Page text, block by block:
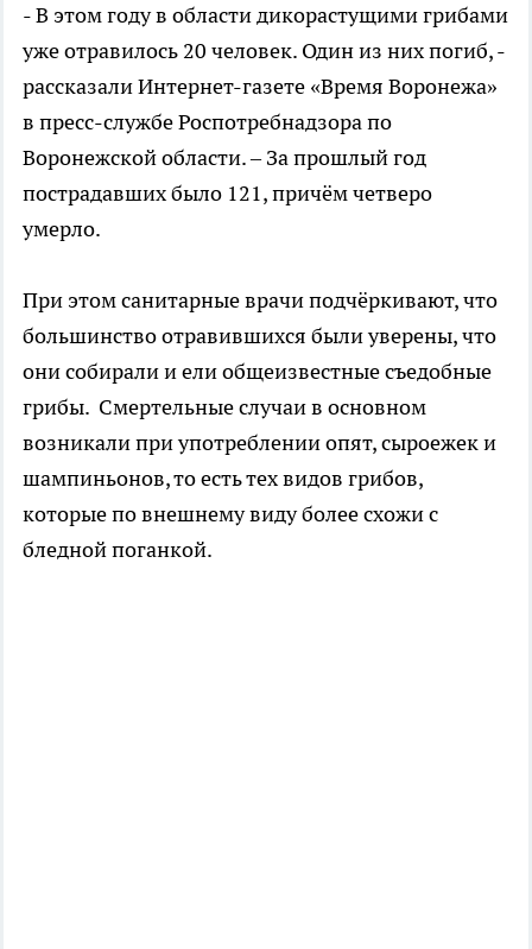
- В этом году в области дикорастущими грибами
уже отравилось 20 человек. Один из них погиб, -
рассказали Интернет-газете «Время Воронежа»
в пресс-службе Роспотребнадзора по
Воронежской области. – За прошлый год
пострадавших было 121, причём четверо
умерло.
При этом санитарные врачи подчёркивают, что
большинство отравившихся были уверены, что
они собирали и ели общеизвестные съедобные
грибы. Смертельные случаи в основном
возникали при употреблении опят, сыроежек и
шампиньонов, то есть тех видов грибов,
которые по внешнему виду более схожи с
бледной поганкой.